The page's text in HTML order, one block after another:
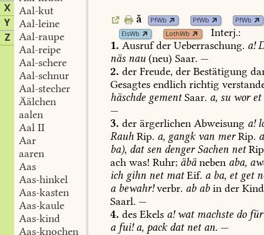
X
Y
Z
Aal-kut
Aal-leine
Aal-raupe
Aal-reipe
Aal-schere
Aal-schnur
Aal-stecher
Äälchen
aalen
Aal II
Aar
aaren
Aas
Aas-hinkel
Aas-kasten
Aas-kaule
Aas-kind
Aas-knochen
ă PfWb PfWb
PfWb
ElsWb
LothWb
Interj.:
1. Ausrufder Ueberraschung. a!
näs nau (neu) Saar. —
2. der Freude, der Bestätigung
Gesagtes endlich richtig
häschde gementSaar. a, su woret
—
3. der ärgerlichen Abweisung a!
Rauh Rip. a, gangkvan merRip. a
ba), datsen dengerSachen net
ach was! Ruhr; äbäneben aba,
ich gihn netmatEif. aba, etget
abewahr!verbr. ababin der
Saarl. —
4. des Ekels a!watmachste dofür
afui!a, packdatnetan. —